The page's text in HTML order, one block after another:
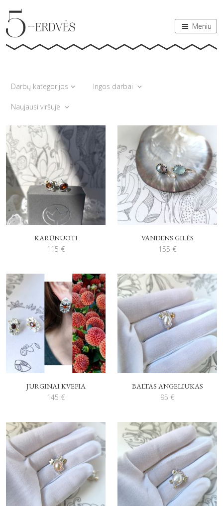
Meniu
Darbų kategorijos Ingos darbai
Naujausi viršuje
KARŪNUOTI
115 €
VANDENS GILĖS
155 €
JURGINAI KVEPIA
145 €
BALTAS ANGELIUKAS
95 €